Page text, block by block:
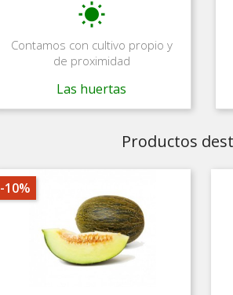
wb_sunny
Contamos con cultivo propio y
de proximidad
Las huertas
Productos
-10%